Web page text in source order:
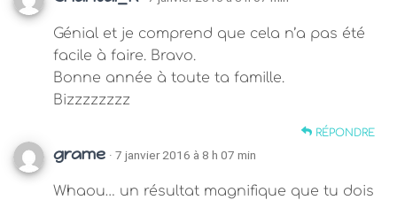
Génial et je comprend que cela n’a pas été
facile à faire. Bravo.
Bonne année à toute ta famille.
Bizzzzzzzz
RÉPONDRE
grame · 7 janvier 2016 à 8 h 07 min
Whaou… un résultat magnifique que tu dois